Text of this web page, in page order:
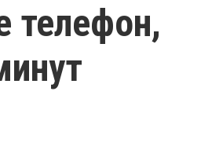
телефон,